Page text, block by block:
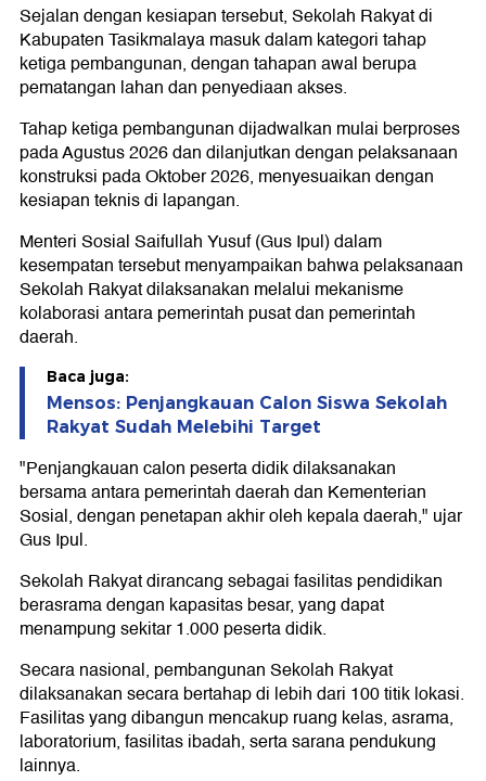
Sejalan dengan kesiapan tersebut, Sekolah Rakyat di
Kabupaten Tasikmalaya masuk dalam kategori tahap
ketiga pembangunan, dengan tahapan awal berupa
pematangan lahan dan penyediaan akses.
Tahap ketiga pembangunan dijadwalkan mulai berproses
pada Agustus 2026 dan dilanjutkan dengan pelaksanaan
konstruksi pada Oktober 2026, menyesuaikan dengan
kesiapan teknis di lapangan.
Menteri Sosial Saifullah Yusuf (Gus Ipul) dalam
kesempatan tersebut menyampaikan bahwa pelaksanaan
Sekolah Rakyat dilaksanakan melalui mekanisme
kolaborasi antara pemerintah pusat dan pemerintah
daerah.
Baca juga:
Mensos: Penjangkauan Calon Siswa Sekolah
Rakyat Sudah Melebihi Target
"Penjangkauan calon peserta didik dilaksanakan
bersama antara pemerintah daerah dan Kementerian
Sosial, dengan penetapan akhir oleh kepala daerah," ujar
Gus Ipul.
Sekolah Rakyat dirancang sebagai fasilitas pendidikan
berasrama dengan kapasitas besar, yang dapat
menampung sekitar 1.000 peserta didik.
Secara nasional, pembangunan Sekolah Rakyat
dilaksanakan secara bertahap di lebih dari 100 titik lokasi.
Fasilitas yang dibangun mencakup ruang kelas, asrama,
laboratorium, fasilitas ibadah, serta sarana pendukung
lainnya.